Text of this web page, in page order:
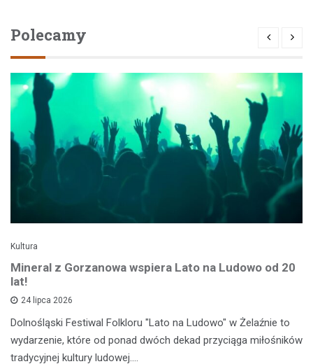
Polecamy
Kultura
Mineral z Gorzanowa wspiera Lato na Ludowo od 20
lat!
24 lipca 2026
Dolnośląski Festiwal Folkloru "Lato na Ludowo" w Żelaźnie to
wydarzenie, które od ponad dwóch dekad przyciąga miłośników
tradycyjnej kultury ludowej.…